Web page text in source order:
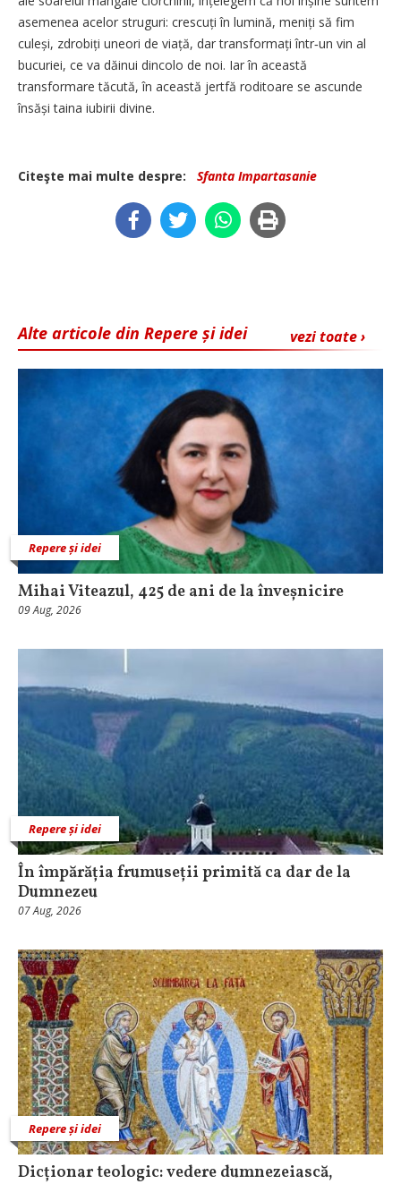
asemenea acelor struguri: crescuți în lumină, meniți să fim
culeși, zdrobiți uneori de viață, dar transformați într‑un vin al
bucuriei, ce va dăinui dincolo de noi. Iar în această
transformare tăcută, în această jertfă roditoare se ascunde
însăși taina iubirii divine.
Citeşte mai multe despre: Sfanta Impartasanie
vezi toate ›
Alte articole din Repere și idei
Repere și idei
Mihai Viteazul, 425 de ani de la înveșnicire
09 Aug, 2026
Repere și idei
În împărăția frumuseții primită ca dar de la
Dumnezeu
07 Aug, 2026
Repere și idei
Dicționar teologic: vedere dumnezeiască,